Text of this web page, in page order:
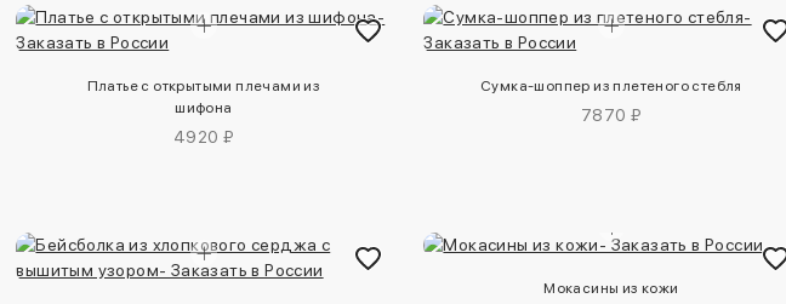
Платье с открытыми плечами из
шифона
4920 ₽
Сумка-шоппер из плетеного стебля
7870 ₽
Мокасины из кожи